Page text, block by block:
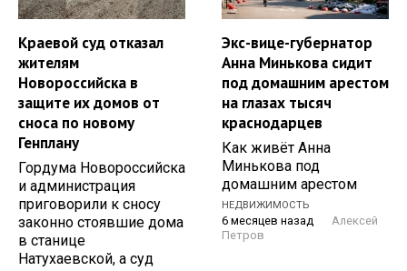
Краевой суд отказал
жителям
Новороссийска в
защите их домов от
сноса по новому
Генплану
Гордума Новороссийска
и администрация
приговорили к сносу
законно стоявшие дома
в станице
Натухаевской, а суд
Экс-вице-губернатор
Анна Минькова сидит
под домашним арестом
на глазах тысяч
краснодарцев
Как живёт Анна
Минькова под
домашним арестом
НЕДВИЖИМОСТЬ
6 месяцев назад
Алексей
Петров